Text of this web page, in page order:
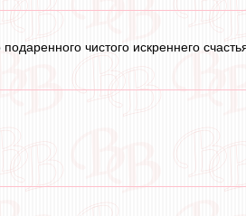
чистого искреннего